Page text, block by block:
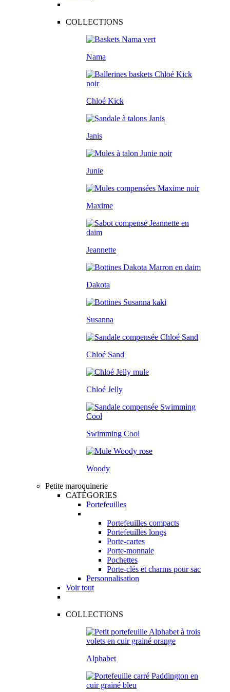
COLLECTIONS
Nama
Chloé Kick
Janis
Junie
Maxime
Jeannette
Dakota
Susanna
Chloé Sand
Chloé Jelly
Swimming Cool
Woody
Petite maroquinerie
CATÉGORIES
Portefeuilles
Portefeuilles compacts
Portefeuilles longs
Porte-cartes
Porte-monnaie
Pochettes
Porte-clés et charms pour sac
Personnalisation
Voir tout
COLLECTIONS
Alphabet